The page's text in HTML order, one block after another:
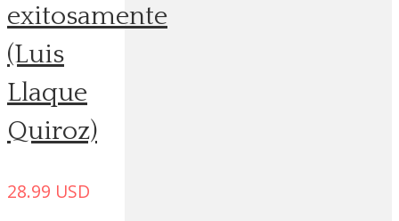
exitosamente
(Luis
Llaque
Quiroz)
28.99 USD